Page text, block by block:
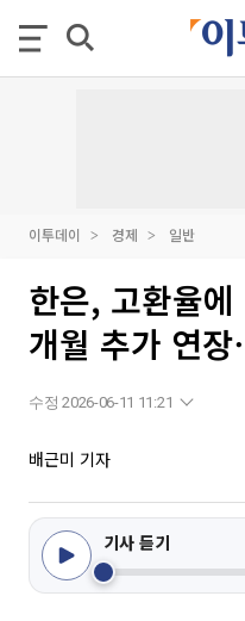
이투데이 경제 일반
한은, 고환율
개월 추가 연
수정 2026-06-11 11:21
배근미 기자
기사 듣기